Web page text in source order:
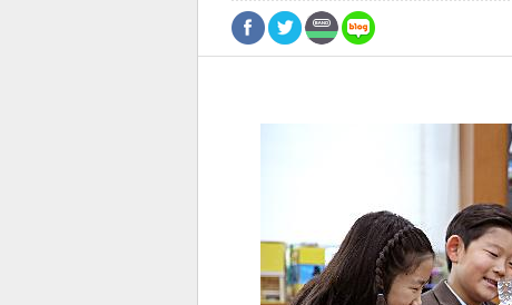
많이 본 뉴스 최신 뉴스 연예 스포츠
0